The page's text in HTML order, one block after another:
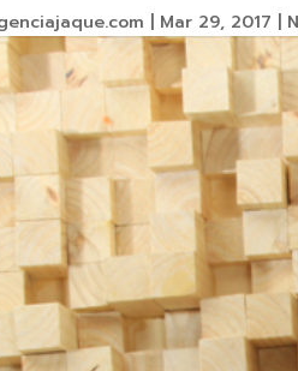
| Mar 29, 2017 |